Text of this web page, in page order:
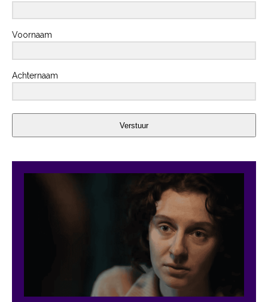
Voornaam
Achternaam
Verstuur